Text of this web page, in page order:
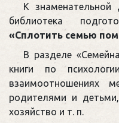
К знаменательной
библиотека
«Сплотить семью
В разделе
книги по
взаимоотношениях
родителями и
хозяйство и т. п.